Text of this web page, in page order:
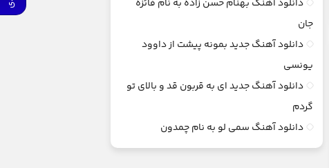
دانلود آهنگ بهنام حسن زاده به نام فائزه
جان
دانلود آهنگ جدید بمونه پیشت از داوود
یونسی
دانلود آهنگ جدید ای به قربون قد و بالای تو
گردم
دانلود آهنگ سمی لو به نام چمدون